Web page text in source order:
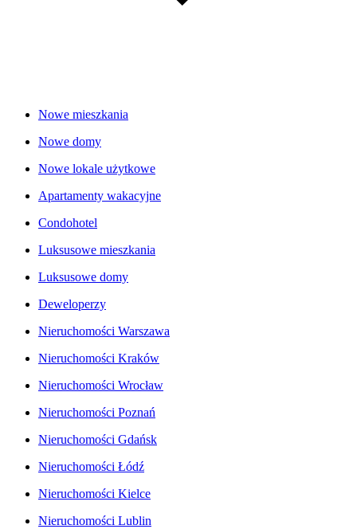
Nowe mieszkania
Nowe domy
Nowe lokale użytkowe
Apartamenty wakacyjne
Condohotel
Luksusowe mieszkania
Luksusowe domy
Deweloperzy
Nieruchomości Warszawa
Nieruchomości Kraków
Nieruchomości Wrocław
Nieruchomości Poznań
Nieruchomości Gdańsk
Nieruchomości Łódź
Nieruchomości Kielce
Nieruchomości Lublin